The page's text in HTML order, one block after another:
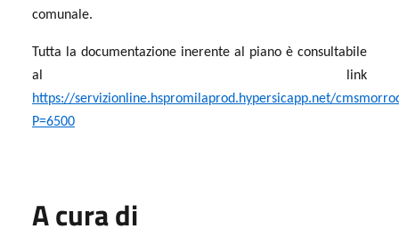
comunale.
Tutta la documentazione inerente al piano è consultabile
al link
https://servizionline.hspromilaprod.hypersicapp.net/
P=6500
A cura di